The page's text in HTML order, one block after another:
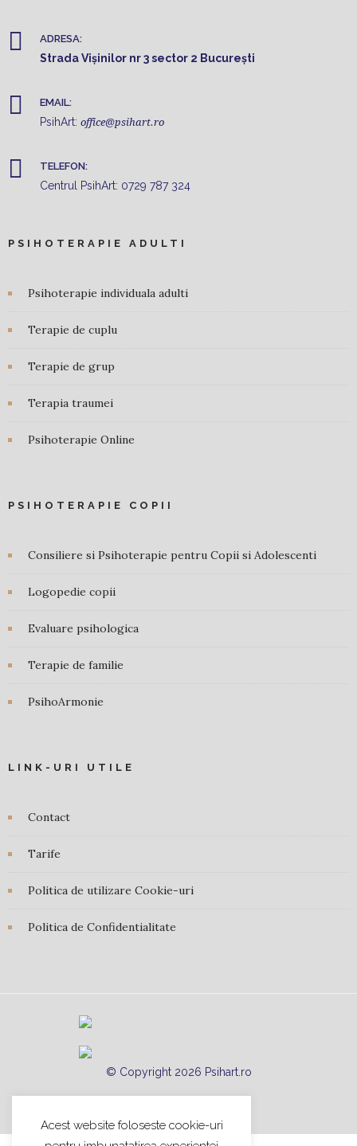
ADRESA:
Strada Vișinilor nr 3 sector 2 București
EMAIL:
PsihArt: office@psihart.ro
TELEFON:
Centrul PsihArt: 0729 787 324
PSIHOTERAPIE ADULTI
Psihoterapie individuala adulti
Terapie de cuplu
Terapie de grup
Terapia traumei
Psihoterapie Online
PSIHOTERAPIE COPII
Consiliere si Psihoterapie pentru Copii si Adolescenti
Logopedie copii
Evaluare psihologica
Terapie de familie
PsihoArmonie
LINK-URI UTILE
Contact
Tarife
Politica de utilizare Cookie-uri
Politica de Confidentialitate
© Copyright 2026 Psihart.ro
Acest website foloseste cookie-uri